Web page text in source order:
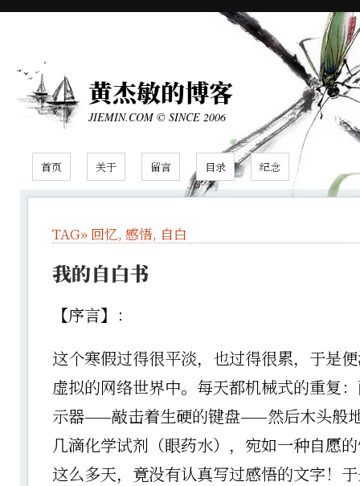
黄杰敏的博客
JIEMIN.COM © SINCE 2006
首页 关于 留言 目录 纪念
TAG» 回忆, 感悟, 自白
我的自白书
【序言】：
这个寒假过得很平淡，也过得很累，于是
虚拟的网络世界中。每天都机械式的重复
示器——敲击着生硬的键盘——然后木头般
几滴化学试剂（眼药水），宛如一种自愿
这么多天，竟没有认真写过感悟的文字！